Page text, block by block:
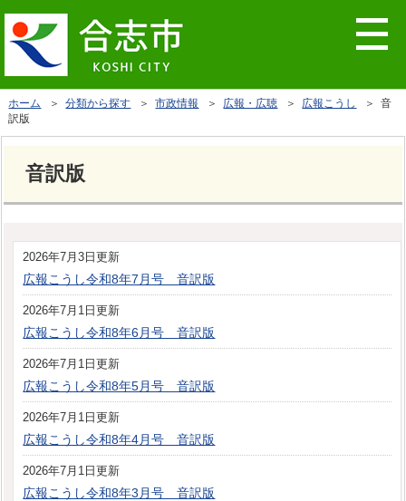
ホーム ＞分類から探す ＞市政情報 ＞ 広報・広聴 ＞ 広報こうし
＞ 音
訳版
音訳版
2026年7月3日更新
広報こうし令和8年7月号 音訳版
2026年7月1日更新
広報こうし令和8年6月号 音訳版
2026年7月1日更新
広報こうし令和8年5月号 音訳版
2026年7月1日更新
広報こうし令和8年4月号 音訳版
2026年7月1日更新
広報こうし令和8年3月号 音訳版